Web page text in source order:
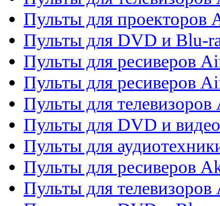
Пульты для проекторов
Пульты для DVD и Blu-
Пульты для ресиверов
Пульты для ресиверов
Пульты для телевизоров
Пульты для DVD и
Пульты для
Пульты для ресиверов
Пульты для телевизоров